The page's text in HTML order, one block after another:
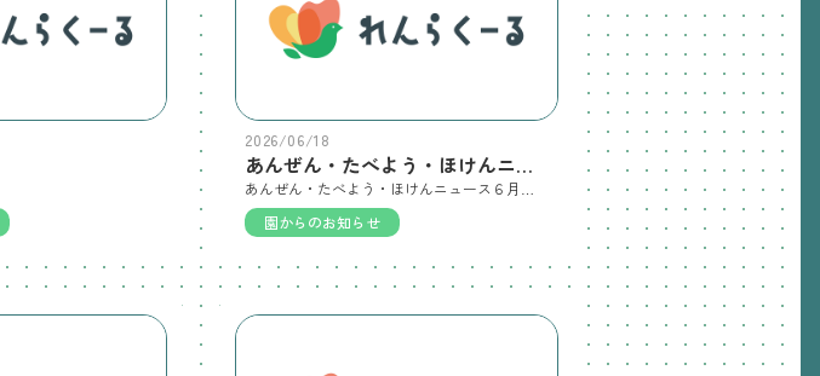
2026/06/18
あんぜん・たべよう・ほけんニュース６月
園からのお知らせ